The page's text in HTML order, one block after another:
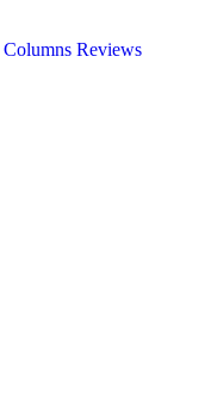
Columns Reviews